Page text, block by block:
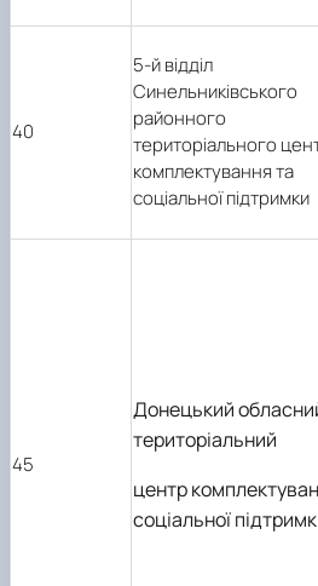
40
5-й відділ
Синельниківського
районного
територіального
комплектування та
соціальної підтримки
45
Донецький
територіальний
центр
соціальної